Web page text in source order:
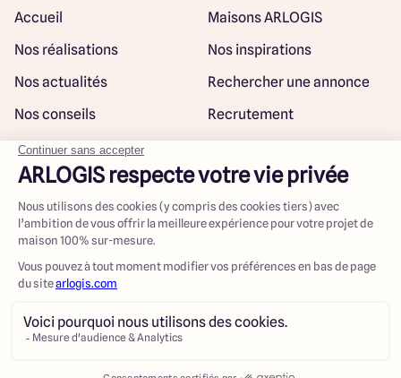
Accueil
Maisons ARLOGIS
Nos réalisations
Nos inspirations
Nos actualités
Rechercher une annonce
Nos conseils
Recrutement
Mentions légales
Rejoindre notre réseau
@ Maisons ARLOGIS 2023